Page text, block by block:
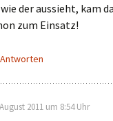
der aussieht, kam
zum Einsatz!
Antworten
2011 um 8:54 Uhr